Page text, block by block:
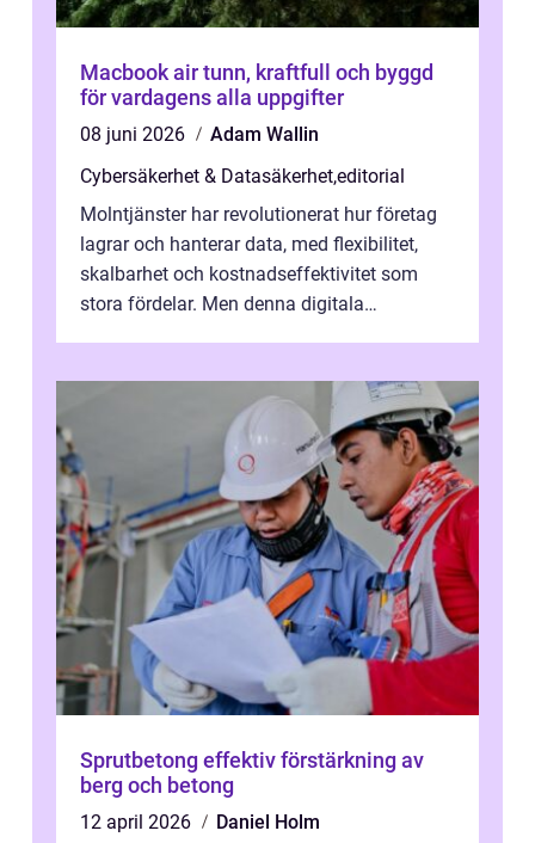
Macbook air tunn, kraftfull och byggd
för vardagens alla uppgifter
08 juni 2026
Adam Wallin
Cybersäkerhet & Datasäkerhet,editorial
Molntjänster har revolutionerat hur företag
lagrar och hanterar data, med flexibilitet,
skalbarhet och kostnadseffektivitet som
stora fördelar. Men denna digitala
Sprutbetong effektiv förstärkning av
berg och betong
12 april 2026
Daniel Holm